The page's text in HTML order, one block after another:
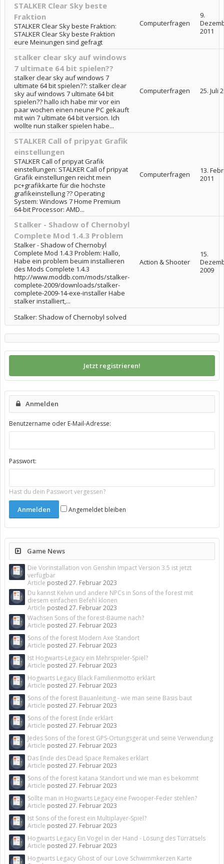
STALKER Clear Sky beste
Fraktion
STALKER Clear Sky beste Fraktion:
STALKER Clear Sky beste Fraktion
eure Meinungen sind gefragt
Computerfragen
9.
2011
stalker clear sky auf windows
7 ultimate 64 bit spielen??
stalker clear sky auf windows 7
ultimate 64 bit spielen??: stalker clear
sky auf windows 7 ultimate 64 bit
spielen?? hallo ich habe mir vor ein
paar wochen einen neune PC gekauft
mit win 7 ultimate 64 bit version. Ich
wollte nun stalker spielen habe...
Computerfragen 25. Juli
STALKER Call of pripyat Grafik
einstellungen
STALKER Call of pripyat Grafik
einstellungen: STALKER Call of pripyat
Grafik einstellungen reicht mein
pc+grafikkarte für die höchste
grafikeinstellung ?? Operating
System: Windows 7 Home Premium
64-bit Processor: AMD...
Computerfragen
13.
2011
Stalker - Shadow of Chernobyl
Complete Mod 1.4.3 Problem
Stalker - Shadow of Chernobyl
Complete Mod 1.4.3 Problem: Hallo,
Habe ein problem beuim installieren
des Mods Complete 1.4.3
http://www.moddb.com/mods/stalker-
complete-2009/downloads/stalker-
complete-2009-14-exe-installer Habe
stalker installiert,...
Action & Shooter
15.
2009
Stalker: Shadow of Chernobyl solved
Jetzt registrieren!
Anmelden
Benutzername oder E-Mail-Adresse:
Passwort:
Hast du dein Passwort vergessen?
Angemeldet bleiben
Game News
Die Vorinstallation von Genshin Impact Version 3.5 ist jetzt
verfügbar
Article posted 27. Februar 2023
Du kannst Kelvin und andere NPCs in Sons of the forest mit
diesem einfachen Befehl klonen
Article posted 27. Februar 2023
Wachsen Sons of the forest-Bäume nach?
Article posted 27. Februar 2023
Sons of the forest Modern Axe Standort
Article posted 27. Februar 2023
Ist Hogwarts-Legacy ein Mehrspieler-Spiel?
Article posted 27. Februar 2023
Hogwarts Legacy Black Familienmotto erklärt
Article posted 27. Februar 2023
Sons of the forest Bauanleitung - wie man seine Basis baut
Article posted 27. Februar 2023
Sons of the forest Ende erklärt
Article posted 27. Februar 2023
Jedes Sons of the forest GPS-Ortungsgerät und seine Verwendung
Article posted 27. Februar 2023
Das Ende des Dead Space Remakes erklärt
Article posted 27. Februar 2023
Sons of the forest katana Standort und wie man es bekommt
Article posted 27. Februar 2023
Sollte man in Hogwarts Legacy eine Fwooper-Feder stehlen?
Article posted 27. Februar 2023
Ist Sons of the forest ein Multiplayer-Spiel?
Article posted 27. Februar 2023
Hogwarts Legacy Ein Vogel in der Hand - Lösung des Türrätsels
Article posted 27. Februar 2023
Hogwarts Legacy Ghost of our Love Schwimmkerzen Karte